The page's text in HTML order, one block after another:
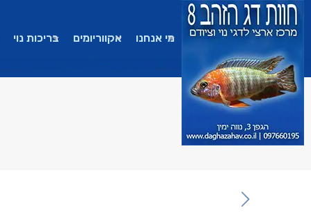
מי אנחנו אקווריומים בריכות נוי